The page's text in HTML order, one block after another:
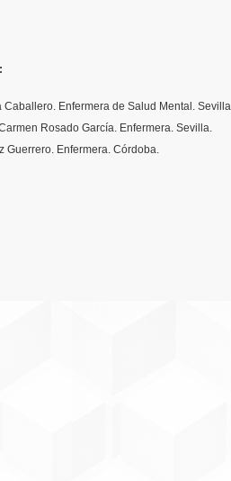
:
Caballero. Enfermera de Salud Mental. Sevilla.
Rosado García. Enfermera. Sevilla.
Guerrero. Enfermera. Córdoba.